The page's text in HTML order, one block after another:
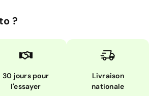
?
30 jours pour
l'essayer
Livraison
nationale